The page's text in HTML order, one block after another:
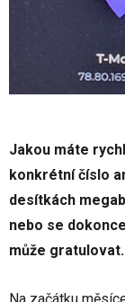
Jakou máte
konkrétní číslo
desítkách
nebo se
může